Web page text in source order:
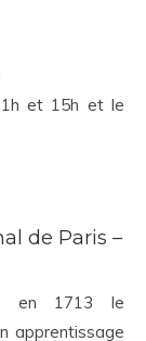
et 15h et le
de Paris –
en 1713 le
apprentissage